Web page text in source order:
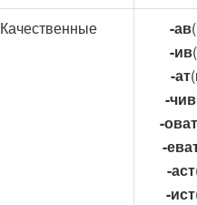
Качественные -ав
-ив
-ат
-чив
-оват
-
-аст
-ист